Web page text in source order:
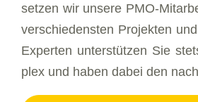
set­zen wir un­se­re PMO-
ver­schie­dens­ten Pro­jek­ten
Ex­per­ten unter­stützen Sie
plex und ha­ben da­bei den